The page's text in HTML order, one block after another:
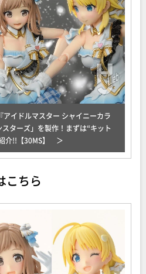
イドルマスター シャイニーカラ
ターズ」を製作！まずは“キット
介!!【30MS】
こちら